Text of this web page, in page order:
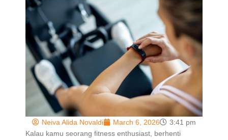
Neiva Alida Novaldi March 6, 2026
3:41 pm
Kalau kamu seorang fitness enthusiast, berhenti